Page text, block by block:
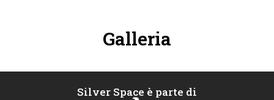
Galleria
Silver Space è parte di